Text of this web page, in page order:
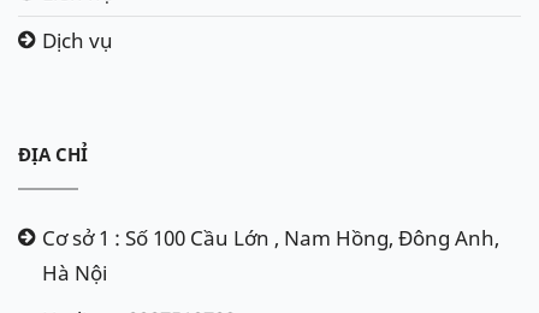
Dịch vụ
ĐỊA CHỈ
Cơ sở 1 : Số 100 Cầu Lớn , Nam Hồng, Đông Anh,
Hà Nội